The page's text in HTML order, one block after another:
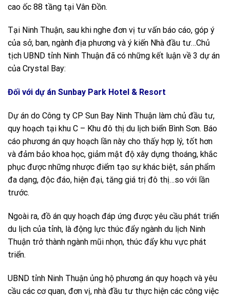
cao ốc 88 tầng tại Vân Đồn.
Tại Ninh Thuận, sau khi nghe đơn vị tư vấn báo cáo, góp ý
của sở, ban, ngành địa phương và ý kiến Nhà đầu tư…Chủ
tịch UBND tỉnh Ninh Thuận đã có những kết luận về 3 dự án
của Crystal Bay:
Đối với dự án Sunbay Park Hotel & Resort
Dự án do Công ty CP Sun Bay Ninh Thuận làm chủ đầu tư,
quy hoạch tại khu C – Khu đô thị du lịch biển Bình Sơn. Báo
cáo phương án quy hoạch lần này cho thấy hợp lý, tốt hơn
và đảm bảo khoa học, giảm mật độ xây dựng thoáng, khắc
phục được những nhược điểm tạo sự khác biệt, sản phẩm
đa dạng, độc đáo, hiện đại, tăng giá trị đô thị…so với lần
trước.
Ngoài ra, đồ án quy hoạch đáp ứng được yêu cầu phát triển
du lịch của tỉnh, là động lực thúc đẩy ngành du lịch Ninh
Thuận trở thành ngành mũi nhọn, thúc đẩy khu vực phát
triển.
UBND tỉnh Ninh Thuận ủng hộ phương án quy hoạch và yêu
cầu các cơ quan, đơn vị, nhà đầu tư thực hiện các công việc